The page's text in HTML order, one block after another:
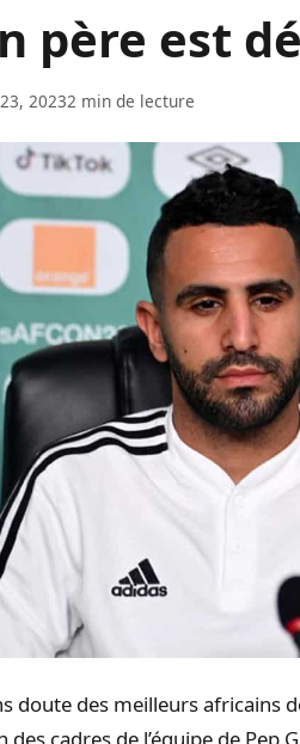
père est
20232 min de lecture
doute des meilleurs africains